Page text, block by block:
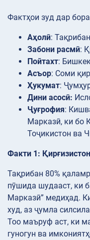
Фактҳои зуд дар
Аҳолӣ:
Забони расмӣ:
Пойтахт:
Асъор: Соми
Ҳукумат:
Дини асосӣ:
Ҷуғрофия:
Марказӣ, ки бо
Тоҷикистон ва
Факти 1:
Тақрибан 80%
пӯшида шудааст, ки
Марказӣ” медиҳад.
худ, аз ҷумла
Тоо маъруф аст, ки
гуногун ва